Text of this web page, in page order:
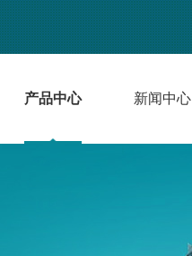
产品中心 新闻中心